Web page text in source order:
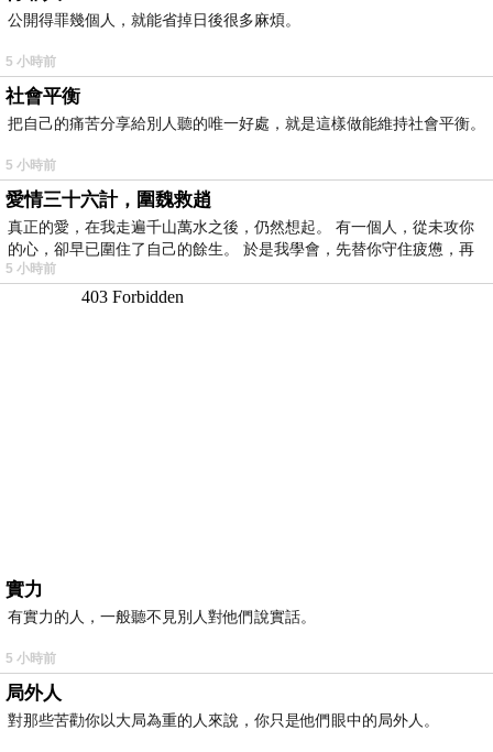
公開得罪幾個人，就能省掉日後很多麻煩。
5 小時前
社會平衡
把自己的痛苦分享給別人聽的唯一好處，就是這樣做能維持社會平衡。
5 小時前
愛情三十六計，圍魏救趙
真正的愛，在我走遍千山萬水之後，仍然想起。 有一個人，從未攻你
的心，卻早已圍住了自己的餘生。 於是我學會，先替你守住疲憊，再
5 小時前
實力
有實力的人，一般聽不見別人對他們說實話。
5 小時前
局外人
對那些苦勸你以大局為重的人來說，你只是他們眼中的局外人。